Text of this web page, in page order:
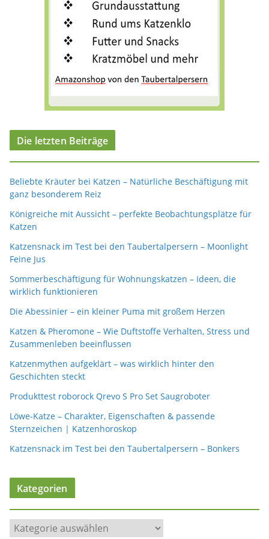
Die letzten Beiträge
Beliebte Kräuter bei Katzen – Natürliche Beschäftigung mit
ganz besonderem Reiz
Königreiche mit Aussicht – perfekte Beobachtungsplätze für
Katzen
Katzensnack im Test bei den Taubertalpersern – Moonlight
Feine Jus
Sommerbeschäftigung für Wohnungskatzen – Ideen, die
wirklich funktionieren
Die Abessinier – ein kleiner Puma mit großem Herzen
Katzen & Pheromone – Wie Duftstoffe Verhalten, Stress und
Zusammenleben beeinflussen
Katzenmythen aufgeklärt – was wirklich hinter den
Geschichten steckt
Produkttest roborock Qrevo S Pro Set Saugroboter
Löwe-Katze – Charakter, Eigenschaften & passende
Sternzeichen | Katzenhoroskop
Katzensnack im Test bei den Taubertalpersern – Bonkers
Kategorien